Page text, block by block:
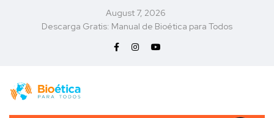
August 7, 2026
Descarga Gratis: Manual de Bioética para Todos